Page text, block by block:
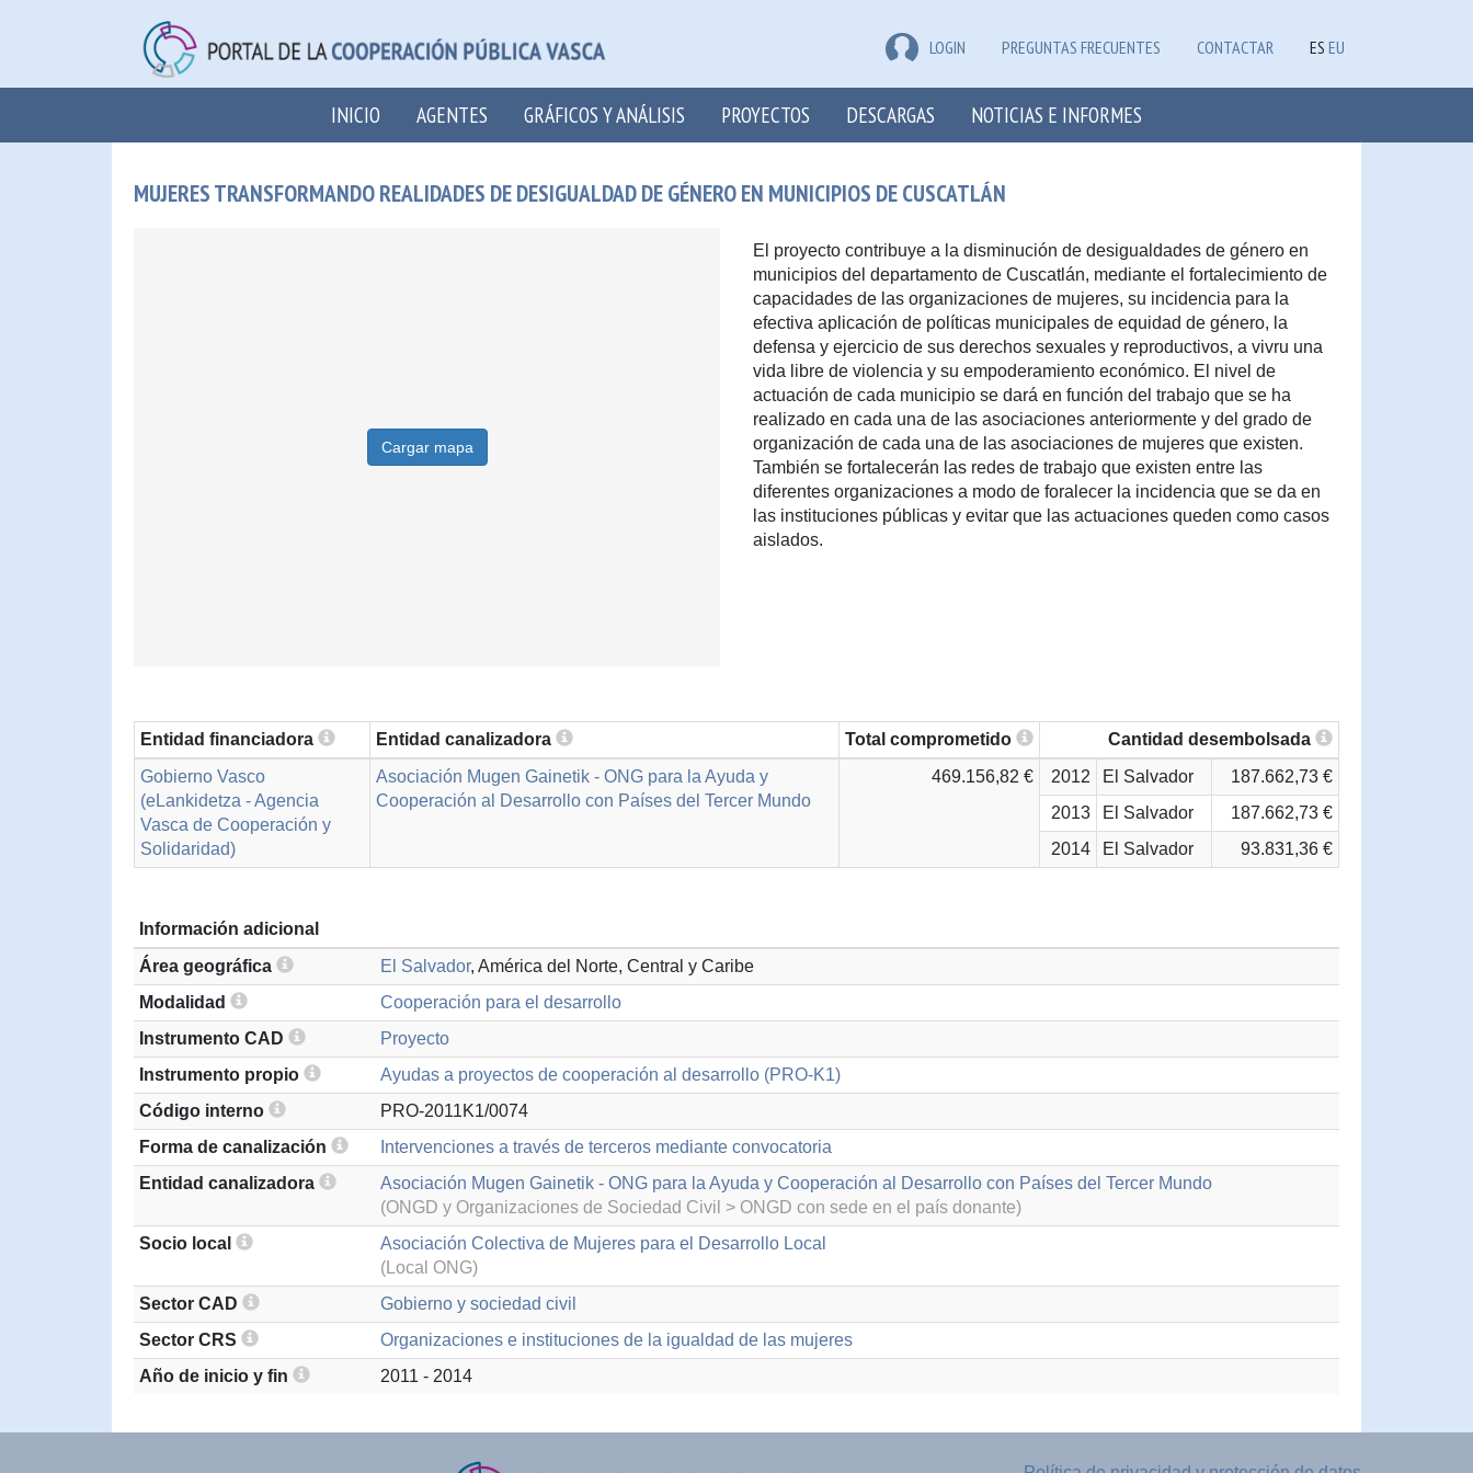
LOGIN PREGUNTAS FRECUENTES CONTACTAR ES EU
INICIO AGENTES GRÁFICOS Y ANÁLISIS PROYECTOS DESCARGAS NOTICIAS E INFORMES
MUJERES TRANSFORMANDO REALIDADES DE DESIGUALDAD DE GÉNERO EN MUNICIPIOS DE CUSCATLÁN
Cargar mapa
El proyecto contribuye a la disminución de desigualdades de género en
municipios del departamento de Cuscatlán, mediante el fortalecimiento de
capacidades de las organizaciones de mujeres, su incidencia para la
efectiva aplicación de políticas municipales de equidad de género, la
defensa y ejercicio de sus derechos sexuales y reproductivos, a vivru una
vida libre de violencia y su empoderamiento económico. El nivel de
actuación de cada municipio se dará en función del trabajo que se ha
realizado en cada una de las asociaciones anteriormente y del grado de
organización de cada una de las asociaciones de mujeres que existen.
También se fortalecerán las redes de trabajo que existen entre las
diferentes organizaciones a modo de foralecer la incidencia que se da en
las instituciones públicas y evitar que las actuaciones queden como casos
aislados.
Entidad financiadora Entidad canalizadora Total comprometido
Cantidad desembolsada
Gobierno Vasco
(eLankidetza - Agencia
Vasca de Cooperación y
Solidaridad)
Asociación Mugen Gainetik - ONG para la Ayuda y
Cooperación al Desarrollo con Países del Tercer Mundo
469.156,82 € 2012 El Salvador
187.662,73 €
2013
El Salvador
187.662,73 €
2014
El Salvador 93.831,36 €
Información adicional
Área geográfica
El Salvador, América del Norte, Central y Caribe
Modalidad
Cooperación para el desarrollo
Instrumento CAD
Proyecto
Instrumento propio
Ayudas a proyectos de cooperación al desarrollo (PRO-K1)
Código interno
PRO-2011K1/0074
Forma de canalización
Intervenciones a través de terceros mediante convocatoria
Entidad canalizadora
Asociación Mugen Gainetik - ONG para la Ayuda y Cooperación al Desarrollo con Países del Tercer Mundo
(ONGD y Organizaciones de Sociedad Civil > ONGD con sede en el país donante)
Socio local
Asociación Colectiva de Mujeres para el Desarrollo Local
(Local ONG)
Sector CAD
Gobierno y sociedad civil
Sector CRS
Organizaciones e instituciones de la igualdad de las mujeres
Año de inicio y fin
2011 - 2014